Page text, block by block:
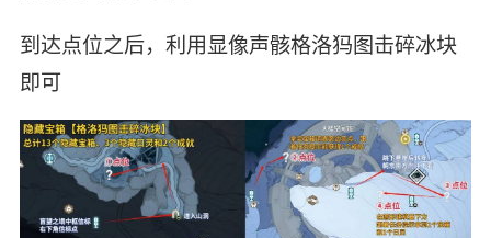
到达点位之后，利用显像声骸格洛犸图击碎冰块
即可